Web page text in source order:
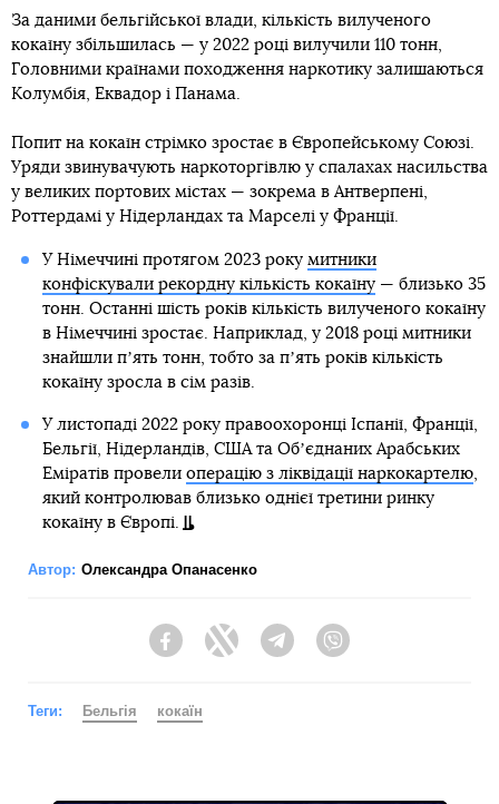
За даними бельгійської влади, кількість вилученого
кокаїну збільшилась — у 2022 році вилучили 110 тонн,
Головними країнами походження наркотику залишаються
Колумбія, Еквадор і Панама.
Попит на кокаїн стрімко зростає в Європейському Союзі.
Уряди звинувачують наркоторгівлю у спалахах насильства
у великих портових містах — зокрема в Антверпені,
Роттердамі у Нідерландах та Марселі у Франції.
У Німеччині протягом 2023 року митники
конфіскували рекордну кількість кокаїну— близько 35
тонн. Останні шість років кількість вилученого кокаїну
в Німеччині зростає. Наприклад, у 2018 році митники
знайшли пʼять тонн, тобто за пʼять років кількість
кокаїну зросла в сім разів.
У листопаді 2022 року правоохоронці Іспанії, Франції,
Бельгії, Нідерландів, США та Обʼєднаних Арабських
Еміратів провели операцію з ліквідації наркокартелю,
який контролював близько однієї третини ринку
кокаїну в Європі.
Автор: Олександра Опанасенко
FacebookTwitter Telegram
Теги: Бельгія кокаїн